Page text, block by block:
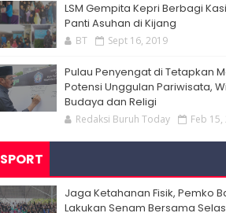
LSM Gempita Kepri Berbagi
Panti Asuhan di Kijang
BT Sept 16, 2019
Pulau Penyengat di Tetapkan
Potensi Unggulan Pariwisata,
Budaya dan Religi
Redaksi Buruh Today Feb
SPORT
Jaga Ketahanan Fisik, Pemko
Lakukan Senam Bersama